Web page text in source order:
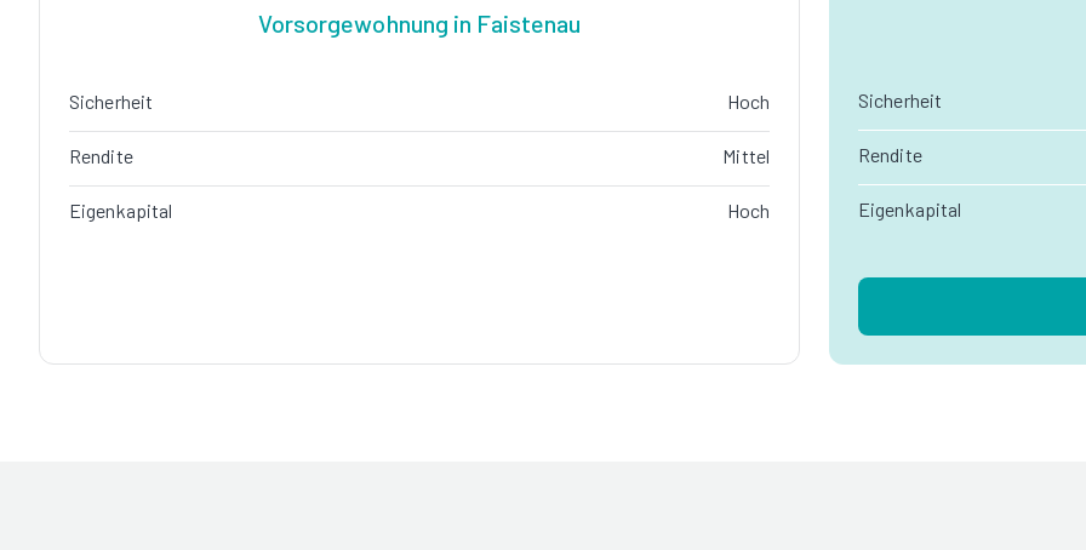
Vorsorgewohnung in Faistenau
Sicherheit Hoch
Rendite Mittel
Eigenkapital Hoch
Sicherheit
Rendite
Eigenkapital